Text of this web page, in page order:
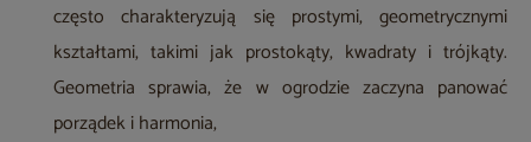
często charakteryzują się prostymi, geometrycznymi
kształtami, takimi jak prostokąty, kwadraty i trójkąty.
Geometria sprawia, że w ogrodzie zaczyna panować
porządek i harmonia,